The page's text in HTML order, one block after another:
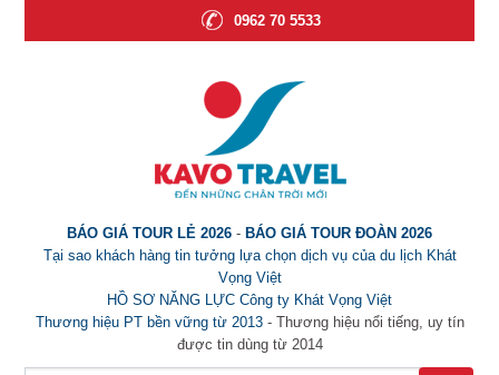
0962 70 5533
BÁO GIÁ TOUR LẺ 2026 - BÁO GIÁ TOUR ĐOÀN 2026
Tại sao khách hàng tin tưởng lựa chọn dịch vụ của du lịch Khát
Vọng Việt
HỒ SƠ NĂNG LỰC Công ty Khát Vọng Việt
Thương hiệu PT bền vững từ 2013- Thương hiệu nổi tiếng, uy tín
được tin dùng từ 2014